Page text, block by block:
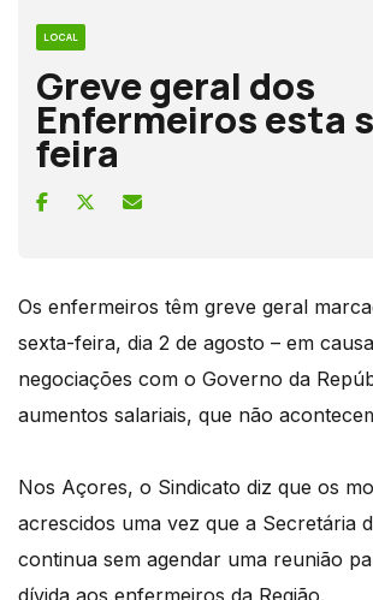
LOCAL
Greve geral dos
Enfermeiros esta
feira
Os enfermeiros têm greve geral
sexta-feira, dia 2 de agosto – em
negociações com o Governo da
aumentos salariais, que não
Nos Açores, o Sindicato diz que os
acrescidos uma vez que a Secretária
continua sem agendar uma reunião
dívida aos enfermeiros da Região.